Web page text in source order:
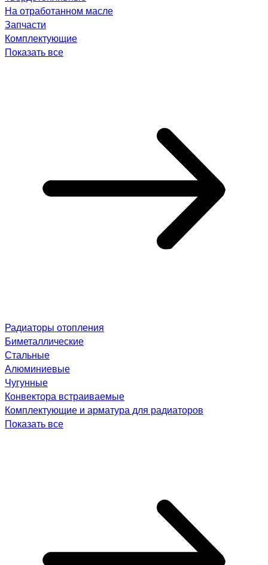
На отработанном масле
Запчасти
Комплектующие
Показать все
Радиаторы отопления
Биметаллические
Стальные
Алюминиевые
Чугунные
Конвектора встраиваемые
Комплектующие и арматура для радиаторов
Показать все